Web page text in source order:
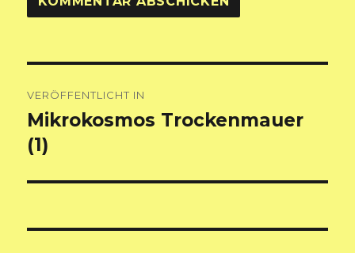
VERÖFFENTLICHT IN
Mikrokosmos Trockenmauer
(1)